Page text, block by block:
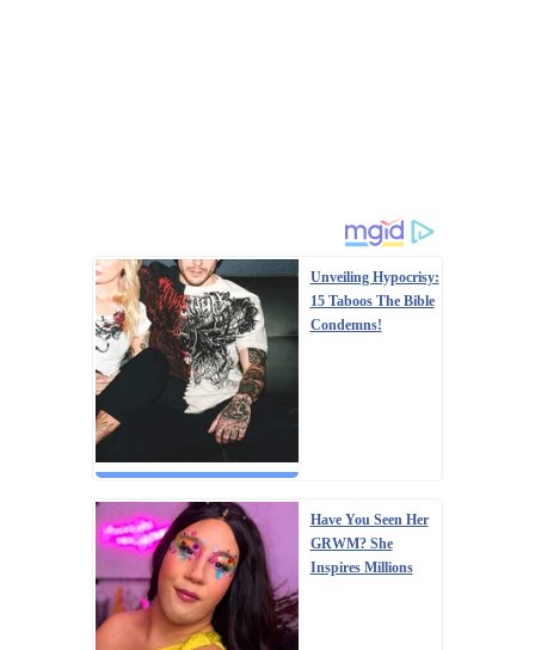
Unveiling Hypocrisy:
15 Taboos The Bible
Condemns!
Have You Seen Her
GRWM? She
Inspires Millions